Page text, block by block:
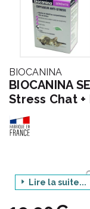
BIOCANINA
BIOCANINA
Stress Chat
Produit :
Lire la suite...